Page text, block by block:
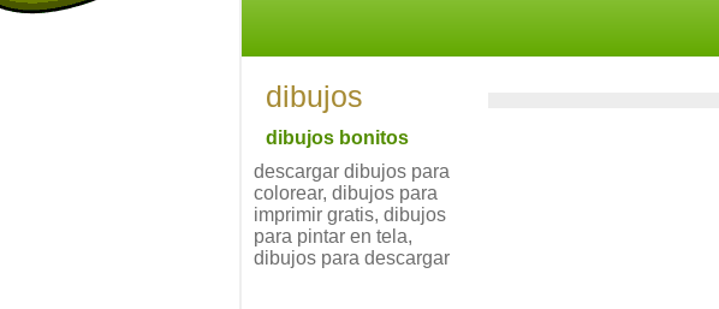
dibujos
dibujos bonitos
descargar dibujos para
colorear, dibujos para
imprimir gratis, dibujos
para pintar en tela,
dibujos para descargar